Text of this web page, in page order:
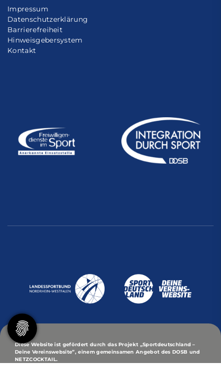
Impressum
Datenschutzerklärung
Barrierefreiheit
Hinweisgebersystem
Kontakt
Diese Website ist gefördert durch das Projekt „Sportdeutschland –
Deine Vereinswebsite”, einem gemeinsamen Angebot des DOSB und
NETZCOCKTAIL.